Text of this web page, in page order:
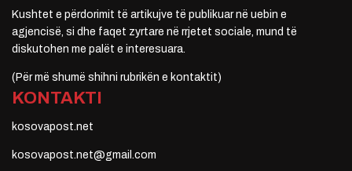
Kushtet e përdorimit të artikujve të publikuar në uebin e
agjencisë, si dhe faqet zyrtare në rrjetet sociale, mund të
diskutohen me palët e interesuara.
(Për më shumë shihni rubrikën e kontaktit)
KONTAKTI
kosovapost.net
kosovapost.net@gmail.com